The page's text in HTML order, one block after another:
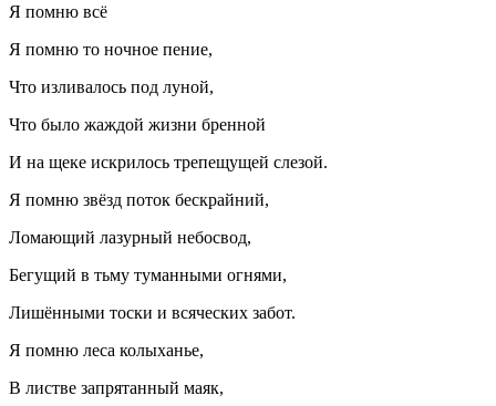
Я помню всё
Я помню то ночное пение,
Что изливалось под луной,
Что было жаждой жизни бренной
И на щеке искрилось трепещущей слезой.
Я помню звёзд поток бескрайний,
Ломающий лазурный небосвод,
Бегущий в тьму туманными огнями,
Лишёнными тоски и всяческих забот.
Я помню леса колыханье,
В листве запрятанный маяк,